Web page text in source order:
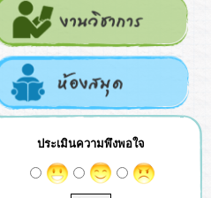
ประเมินความพึงพอใจ